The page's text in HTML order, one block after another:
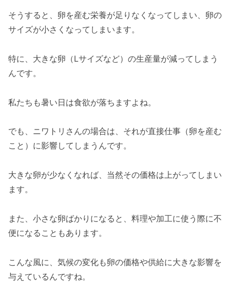
そうすると、卵を産む栄養が足りなくなってしまい、卵の
サイズが小さくなってしまいます。
特に、大きな卵（Lサイズなど）の生産量が減ってしまう
んです。
私たちも暑い日は食欲が落ちますよね。
でも、ニワトリさんの場合は、それが直接仕事（卵を産む
こと）に影響してしまうんです。
大きな卵が少なくなれば、当然その価格は上がってしまい
ます。
また、小さな卵ばかりになると、料理や加工に使う際に不
便になることもあります。
こんな風に、気候の変化も卵の価格や供給に大きな影響を
与えているんですね。